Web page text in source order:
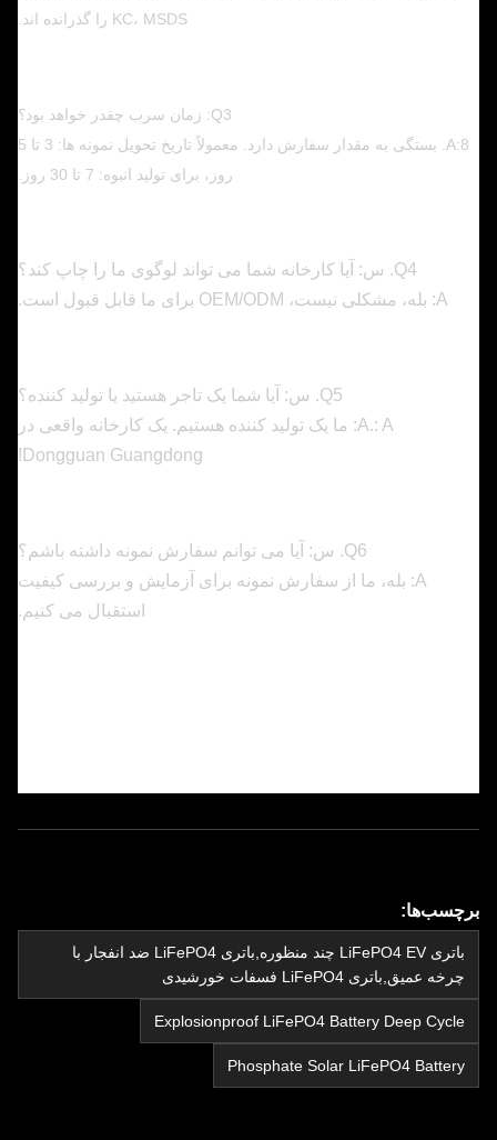
KC، MSDS را گذرانده اند.
Q3: زمان سرب چقدر خواهد بود؟
A:8. بستگی به مقدار سفارش دارد. معمولاً تاریخ تحویل نمونه ها: 3 تا 5
روز، برای تولید انبوه: 7 تا 30 روز.
Q4. س: آیا کارخانه شما می تواند لوگوی ما را چاپ کند؟
A: بله، مشکلی نیست، OEM/ODM برای ما قابل قبول است.
Q5. س: آیا شما یک تاجر هستید یا تولید کننده؟
A.: A: ما یک تولید کننده هستیم. یک کارخانه واقعی در
Dongguan Guangdong!
Q6. س: آیا می توانم سفارش نمونه داشته باشم؟
A: بله، ما از سفارش نمونه برای آزمایش و بررسی کیفیت
استقبال می کنیم.
برچسب‌ها:
باتری LiFePO4 EV چند منظوره,باتری LiFePO4 ضد انفجار با
چرخه عمیق,باتری LiFePO4 فسفات خورشیدی
Explosionproof LiFePO4 Battery Deep Cycle
Phosphate Solar LiFePO4 Battery